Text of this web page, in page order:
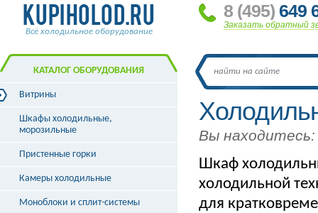
Всё холодильное оборудование
8 (495) 649
Заказать обратный
Вы находитесь:
Шкаф
холодильной
для
КАТАЛОГ ОБОРУДОВАНИЯ
Витрины
Витрины холодильные
Витрины морозильные
Витрины кондитерские
Витрины угловые
Витрины «рыба на льду»
Шкафы холодильные,
морозильные
Пристенные горки
Камеры холодильные
Моноблоки и сплит-системы